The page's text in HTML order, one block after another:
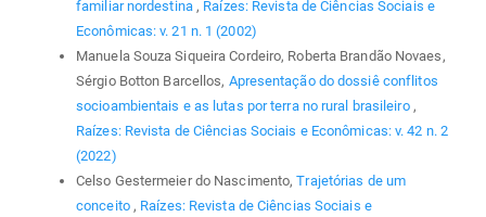
familiar nordestina , Raízes: Revista de Ciências Sociais e
Econômicas: v. 21 n. 1 (2002)
Manuela Souza Siqueira Cordeiro, Roberta Brandão Novaes,
Sérgio Botton Barcellos, Apresentação do dossiê conflitos
socioambientais e as lutas por terra no rural brasileiro ,
Raízes: Revista de Ciências Sociais e Econômicas: v. 42 n. 2
(2022)
Celso Gestermeier do Nascimento,Trajetórias de um
conceito , Raízes: Revista de Ciências Sociais e